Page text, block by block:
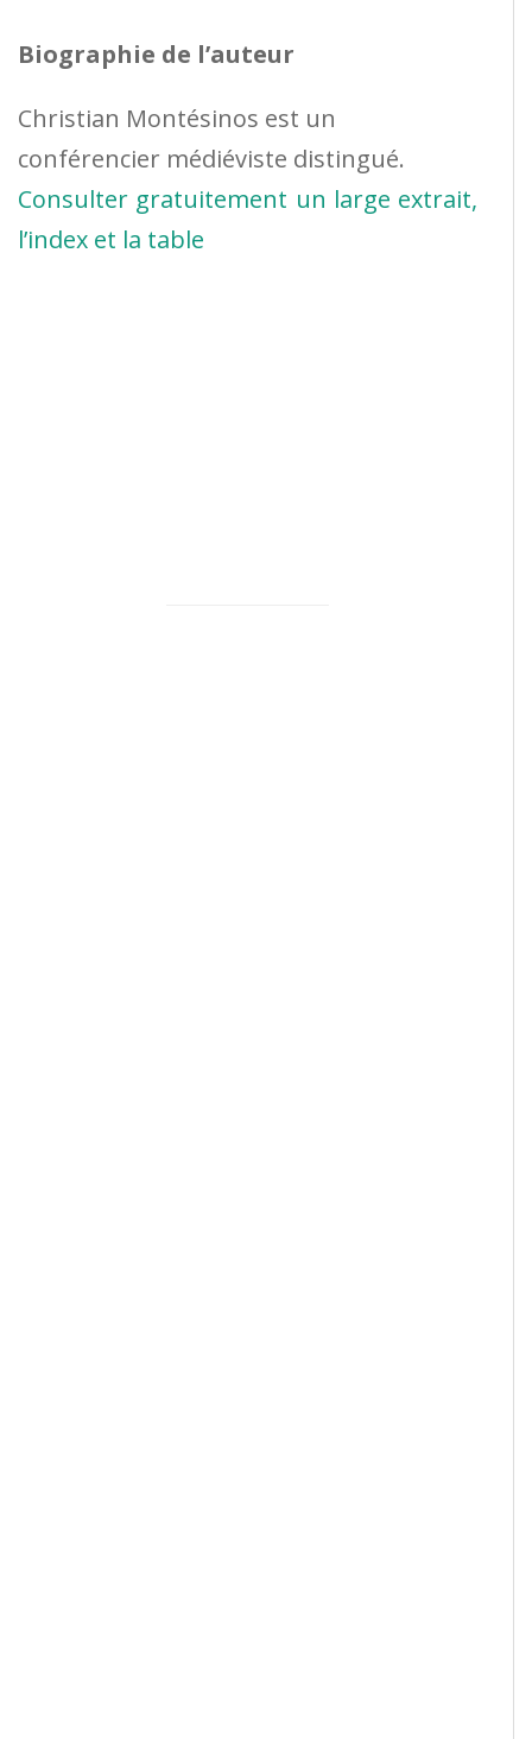
Biographie de l’auteur
Christian Montésinos est un
conférencier médiéviste distingué.
Consulter gratuitement un large extrait,
l’index et la table